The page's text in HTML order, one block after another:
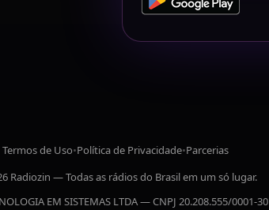
Termos de Uso•Política de Privacidade•Parcerias
Radiozin — Todas as rádios do Brasil em um só lugar.
EM SISTEMAS LTDA — CNPJ 20.208.555/0001-30